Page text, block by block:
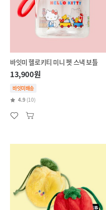
바잇미 헬로키티 미니 펫 스낵 보틀
13,900원
바잇미배송
4.9 (10)